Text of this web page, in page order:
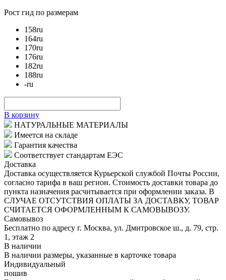
Рост гид по размерам
158ru
164ru
170ru
176ru
182ru
188ru
-ru
В корзину
НАТУРАЛЬНЫЕ МАТЕРИАЛЫ
Имеется на складе
Гарантия качества
Соответствует стандартам ЕЭС
Доставка
Доставка осуществляется Курьерской службой Почты России,
согласно тарифа в ваш регион. Стоимость доставки товара до
пункта назначения расчитывается при оформлении заказа. В
СЛУЧАЕ ОТСУТСТВИЯ ОПЛАТЫ ЗА ДОСТАВКУ, ТОВАР
СЧИТАЕТСЯ ОФОРМЛЕННЫМ К САМОВЫВОЗУ.
Самовывоз
Бесплатно по адресу г. Москва, ул. Дмитровское ш., д. 79, стр.
1, этаж 2
В наличии
В наличии размеры, указанные в карточке товара
Индивидуальный
пошив